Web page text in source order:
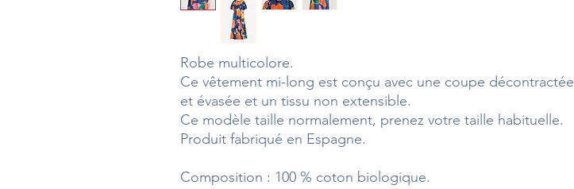
Robe multicolore.
Ce vêtement mi-long est conçu avec une coupe décontractée
et évasée et un tissu non extensible.
Ce modèle taille normalement, prenez votre taille habituelle.
Produit fabriqué en Espagne.
Composition : 100 % coton biologique.